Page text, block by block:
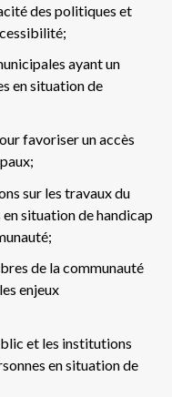
des politiques et
ayant un
en situation de
favoriser un accès
sur les travaux du
situation de handicap
de la communauté
enjeux
et les institutions
en situation de